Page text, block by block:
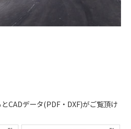
CADデータ(PDF・DXF)がご覧頂け